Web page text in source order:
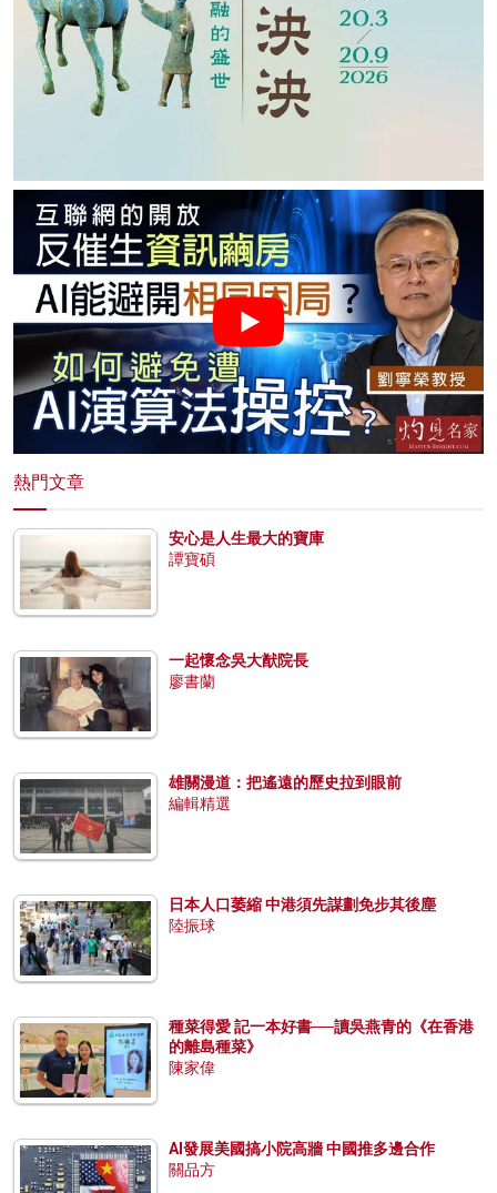
熱門文章
安心是人生最大的寶庫
譚寶碩
一起懷念吳大猷院長
廖書蘭
雄關漫道：把遙遠的歷史拉到眼前
編輯精選
日本人口萎縮 中港須先謀劃免步其後塵
陸振球
種菜得愛 記一本好書──讀吳燕青的《在香港
的離島種菜》
陳家偉
AI發展美國搞小院高牆 中國推多邊合作
關品方